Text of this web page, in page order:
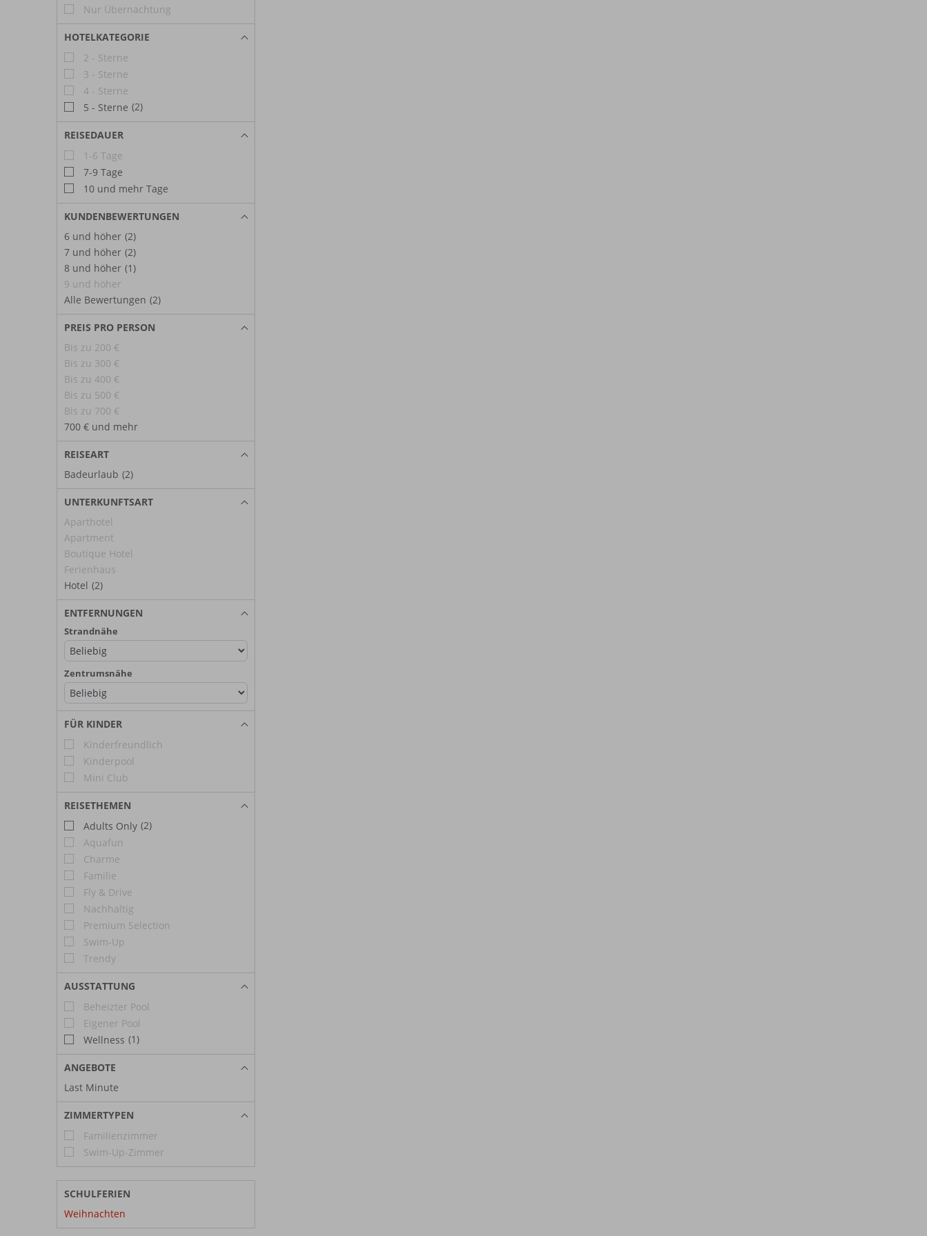
Nur Übernachtung
HOTELKATEGORIE
2 - Sterne
3 - Sterne
4 - Sterne
5 - Sterne (2)
REISEDAUER
1-6 Tage
7-9 Tage
10 und mehr Tage
KUNDENBEWERTUNGEN
6 und höher (2)
7 und höher (2)
8 und höher (1)
9 und höher
Alle Bewertungen (2)
PREIS PRO PERSON
Bis zu 200 €
Bis zu 300 €
Bis zu 400 €
Bis zu 500 €
Bis zu 700 €
700 € und mehr
REISEART
Badeurlaub (2)
UNTERKUNFTSART
Aparthotel
Apartment
Boutique Hotel
Ferienhaus
Hotel (2)
ENTFERNUNGEN
Strandnähe
Zentrumsnähe
FÜR KINDER
Kinderfreundlich
Kinderpool
Mini Club
REISETHEMEN
Adults Only (2)
Aquafun
Charme
Familie
Fly & Drive
Nachhaltig
Premium Selection
Swim-Up
Trendy
AUSSTATTUNG
Beheizter Pool
Eigener Pool
Wellness (1)
ANGEBOTE
Last Minute
ZIMMERTYPEN
Familienzimmer
Swim-Up-Zimmer
SCHULFERIEN
Weihnachten